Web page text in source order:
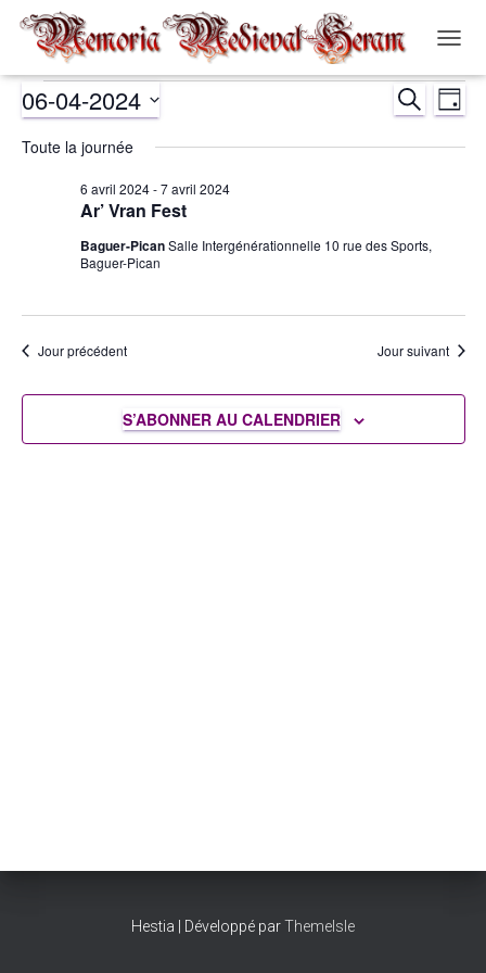
LA
Évènements
for
2024
et
de
de
JOUR
06-04-2024
une
Toute la journée
Ar’ Vran Fest
6 avril 2024-7 avril 2024
Baguer-PicanSalle Intergénérationnelle 10 rue des Sports,
Baguer-Pican
Jour précédent Jour suivant
S’ABONNER AU CALENDRIER
Hestia | Développé parThemeIsle